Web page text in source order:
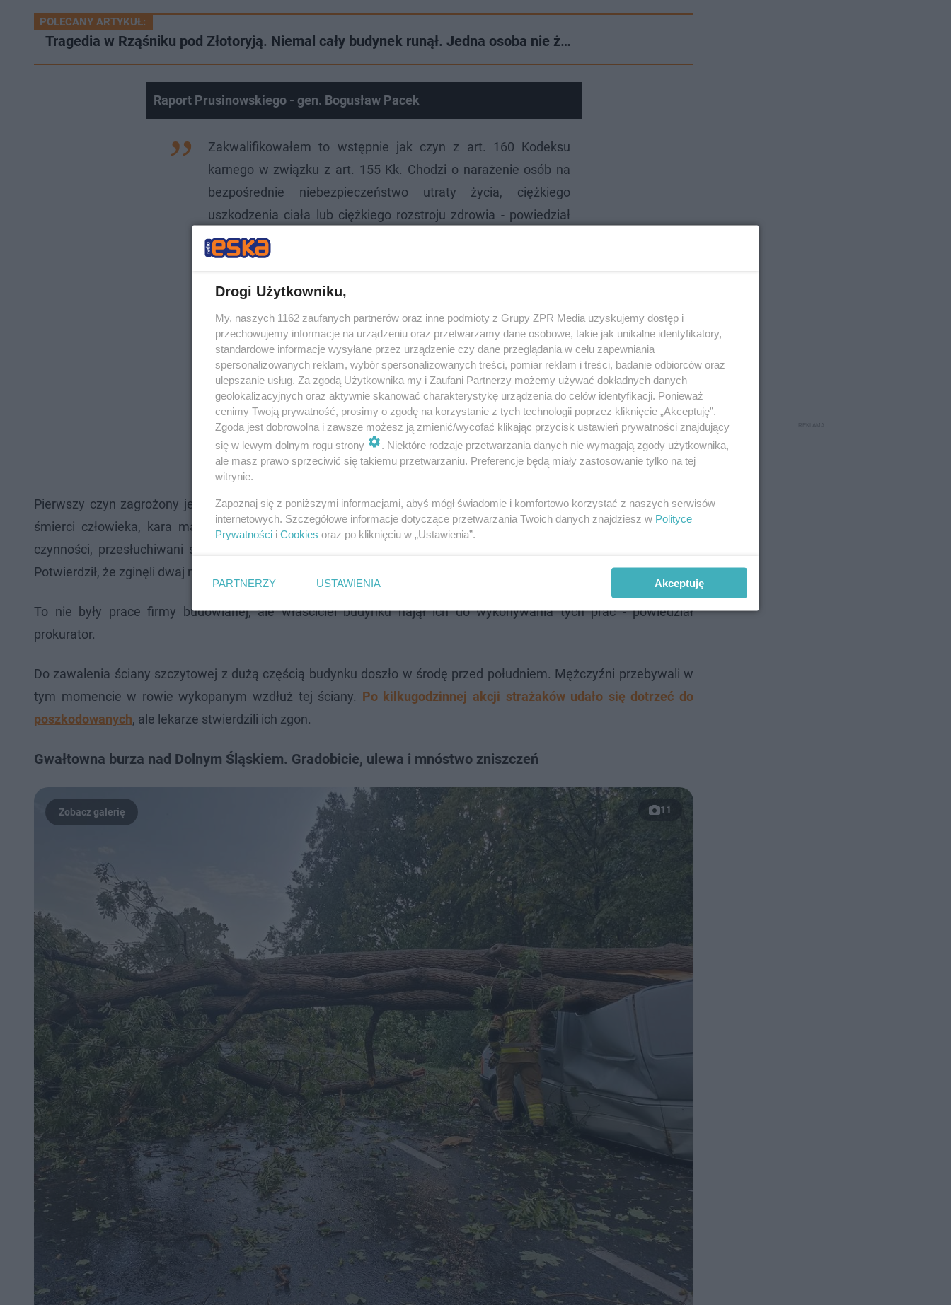
POLECANY ARTYKUŁ:
Tragedia w Rząśniku pod Złotoryją. Niemal cały budynek runął. Jedna osoba nie ż…
Raport Prusinowskiego - gen. Bogusław Pacek
Zakwalifikowałem to wstępnie jak czyn z art. 160 Kodeksu
karnego w związku z art. 155 Kk. Chodzi o narażenie osób na
bezpośrednie niebezpieczeństwo utraty życia, ciężkiego
uszkodzenia ciała lub ciężkiego rozstroju zdrowia - powiedział
prok. Pisarski.
Pierwszy czyn zagrożony jest karą do 3 lat więzienia, natomiast drugi, który mówi o nieumyślnym spowodowaniu
śmierci człowieka, kara maksymalnie może wynieść do lat 5 więzienia. Prokurator podkreślił, że wciąż trwają
czynności, przesłuchiwani są między innymi świadkowie, dlatego nie chce mówić o szczegółach postępowania.
Potwierdził, że zginęli dwaj mężczyźni w wieku 51 i 67 lat, którzy pracowali przy remoncie zawalonego budynku.
To nie były prace firmy budowlanej, ale właściciel budynku najął ich do wykonywania tych prac - powiedział
prokurator.
Do zawalenia ściany szczytowej z dużą częścią budynku doszło w środę przed południem. Mężczyźni przebywali w
tym momencie w rowie wykopanym wzdłuż tej ściany. Po kilkugodzinnej akcji strażaków udało się dotrzeć do
poszkodowanych, ale lekarze stwierdzili ich zgon.
Gwałtowna burza nad Dolnym Śląskiem. Gradobicie, ulewa i mnóstwo zniszczeń
11
Drogi Użytkowniku,
My, naszych 1162 zaufanych partnerów oraz inne podmioty z Grupy ZPR Media uzyskujemy dostęp i
przechowujemy informacje na urządzeniu oraz przetwarzamy dane osobowe, takie jak unikalne identyfikatory,
standardowe informacje wysyłane przez urządzenie czy dane przeglądania w celu zapewniania
spersonalizowanych reklam, wybór spersonalizowanych treści, pomiar reklam i treści, badanie odbiorców oraz
ulepszanie usług. Za zgodą Użytkownika my i Zaufani Partnerzy możemy używać dokładnych danych
geolokalizacyjnych oraz aktywnie skanować charakterystykę urządzenia do celów identyfikacji. Ponieważ
cenimy Twoją prywatność, prosimy o zgodę na korzystanie z tych technologii poprzez kliknięcie „Akceptuję”.
Zgoda jest dobrowolna i zawsze możesz ją zmienić/wycofać klikając przycisk ustawień prywatności znajdujący
się w lewym dolnym rogu strony
. Niektóre rodzaje przetwarzania danych nie wymagają zgody użytkownika,
ale masz prawo sprzeciwić się takiemu przetwarzaniu. Preferencje będą miały zastosowanie tylko na tej
witrynie.
Zapoznaj się z poniższymi informacjami, abyś mógł świadomie i komfortowo korzystać z naszych serwisów
internetowych. Szczegółowe informacje dotyczące przetwarzania Twoich danych znajdziesz w Polityce
Prywatności i Cookies oraz po kliknięciu w „Ustawienia”.
PARTNERZY USTAWIENIA Akceptuję